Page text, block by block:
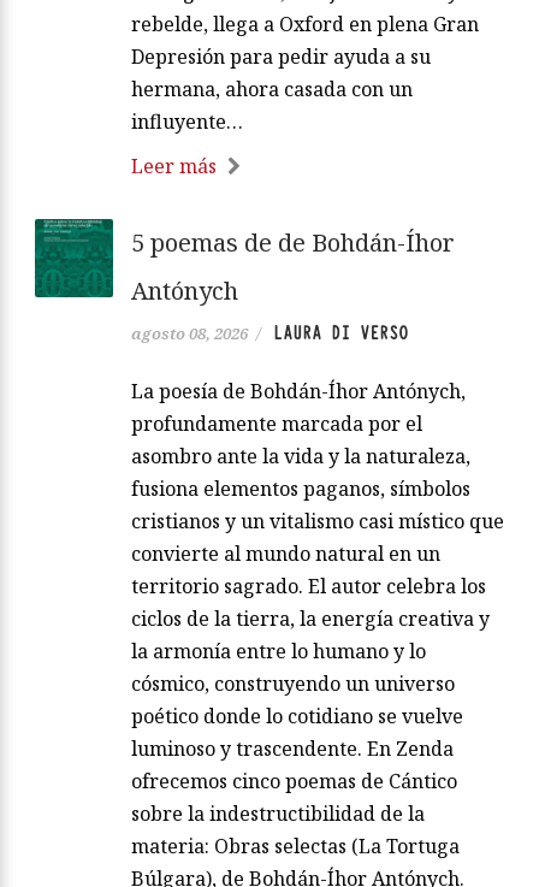
rebelde, llega a Oxford en plena Gran
Depresión para pedir ayuda a su
hermana, ahora casada con un
influyente…
Leer más
5 poemas de de Bohdán-Íhor
Antónych
agosto 08, 2026 / LAURA DI VERSO
La poesía de Bohdán-Íhor Antónych,
profundamente marcada por el
asombro ante la vida y la naturaleza,
fusiona elementos paganos, símbolos
cristianos y un vitalismo casi místico que
convierte al mundo natural en un
territorio sagrado. El autor celebra los
ciclos de la tierra, la energía creativa y
la armonía entre lo humano y lo
cósmico, construyendo un universo
poético donde lo cotidiano se vuelve
luminoso y trascendente. En Zenda
ofrecemos cinco poemas de Cántico
sobre la indestructibilidad de la
materia: Obras selectas (La Tortuga
Búlgara), de Bohdán-Íhor Antónych.